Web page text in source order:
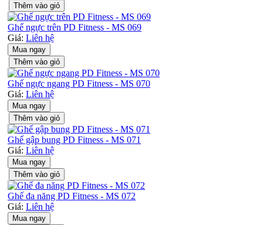
Thêm vào giỏ
Ghế ngực trên PD Fitness - MS 069
Giá: Liên hệ
Mua ngay
Thêm vào giỏ
Ghế ngực ngang PD Fitness - MS 070
Giá: Liên hệ
Mua ngay
Thêm vào giỏ
Ghế gập bung PD Fitness - MS 071
Giá: Liên hệ
Mua ngay
Thêm vào giỏ
Ghế đa năng PD Fitness - MS 072
Giá: Liên hệ
Mua ngay